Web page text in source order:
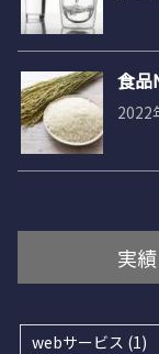
食品
2022
実
webサービス (1)